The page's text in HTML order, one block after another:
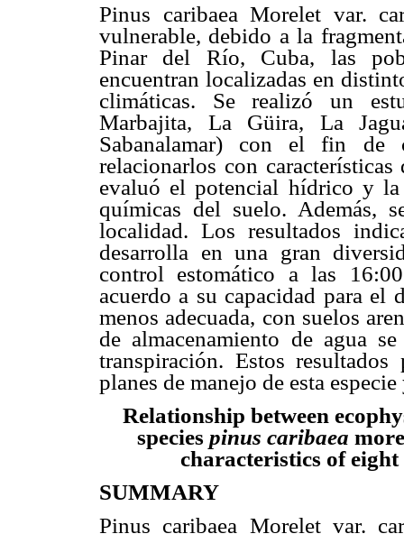
Pinus caribaea Morelet var.
vulnerable, debido a la
Pinar del Río, Cuba, las
encuentran localizadas en
climáticas. Se realizó un
Marbajita, La Güira, La
Sabanalamar) con el fin de
relacionarlos con
evaluó el potencial hídrico y
químicas del suelo. Además,
localidad. Los resultados
desarrolla en una gran
control estomático a las
acuerdo a su capacidad para el
menos adecuada, con suelos
de almacenamiento de agua
transpiración. Estos
planes de manejo de esta
Relationship between
species pinus caribaea
characteristics of
SUMMARY
Pinus caribaea Morelet var.